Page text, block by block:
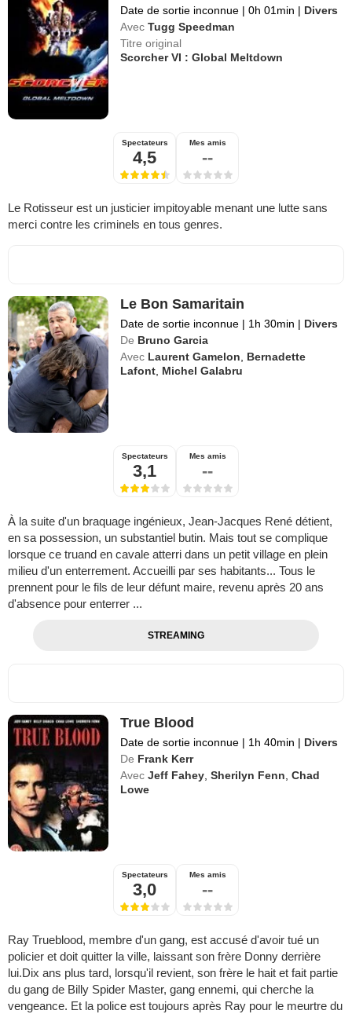
Date de sortie inconnue | 0h 01min | Divers
Avec Tugg Speedman
Titre original
Scorcher VI : Global Meltdown
Spectateurs
4,5
Mes amis
--
Le Rotisseur est un justicier impitoyable menant une lutte sans
merci contre les criminels en tous genres.
Le Bon Samaritain
Date de sortie inconnue | 1h 30min | Divers
De Bruno Garcia
Avec Laurent Gamelon, Bernadette
Lafont, Michel Galabru
Spectateurs
3,1
Mes amis
--
À la suite d'un braquage ingénieux, Jean-Jacques René détient,
en sa possession, un substantiel butin. Mais tout se complique
lorsque ce truand en cavale atterri dans un petit village en plein
milieu d'un enterrement. Accueilli par ses habitants... Tous le
prennent pour le fils de leur défunt maire, revenu après 20 ans
d'absence pour enterrer ...
STREAMING
True Blood
Date de sortie inconnue | 1h 40min | Divers
De Frank Kerr
Avec Jeff Fahey,Sherilyn Fenn,Chad
Lowe
Spectateurs
3,0
Mes amis
--
Ray Trueblood, membre d'un gang, est accusé d'avoir tué un
policier et doit quitter la ville, laissant son frère Donny derrière
lui.Dix ans plus tard, lorsqu'il revient, son frère le hait et fait partie
du gang de Billy Spider Master, gang ennemi, qui cherche la
vengeance. Et la police est toujours après Ray pour le meurtre du